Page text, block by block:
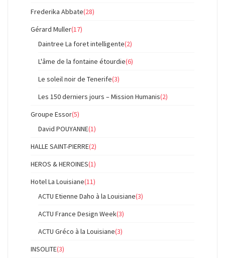
Frederika Abbate(28)
Gérard Muller(17)
Daintree La foret intelligente(2)
L'âme de la fontaine étourdie(6)
Le soleil noir de Tenerife(3)
Les 150 derniers jours – Mission Humanis(2)
Groupe Essor(5)
David POUYANNE(1)
HALLE SAINT-PIERRE(2)
HEROS & HEROINES(1)
Hotel La Louisiane(11)
ACTU Etienne Daho à la Louisiane(3)
ACTU France Design Week(3)
ACTU Gréco à la Louisiane(3)
INSOLITE(3)